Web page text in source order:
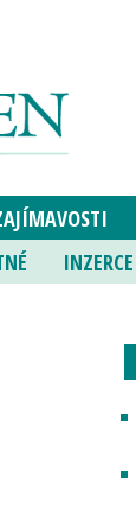
INZERCE